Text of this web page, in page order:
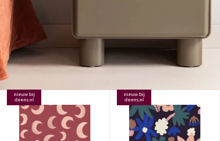
nieuw bij
deens.nl
nieuw bij
deens.nl